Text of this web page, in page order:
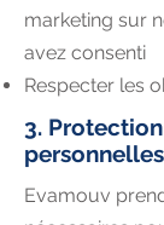
marketing sur
avez consenti
Respecter les
3.
Evamouv